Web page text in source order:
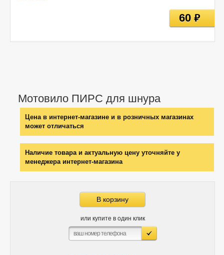
Мотовило ПИРС для шнура
Цена в интернет-магазине и в розничных магазинах
может отличаться
Наличие товара и актуальную цену уточняйте у
менеджера интернет-магазина
В корзину
или купите в один клик
60руб